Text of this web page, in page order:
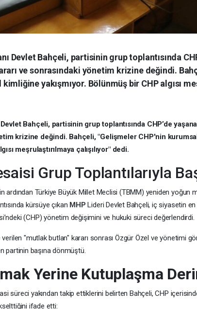
Devlet Bahçeli, partisinin grup toplantısında
ve sonrasındaki yönetim krizine değindi.
yakışmıyor. Bölünmüş bir CHP algısı
Bahçeli, partisinin grup toplantısında CHP’de
krizine değindi. Bahçeli, "Gelişmeler CHP'nin
meşrulaştırılmaya çalışılıyor" dedi.
Grup Toplantılarıyla
ardından Türkiye Büyük Millet Meclisi (TBMM) yeniden yoğun
kürsüye çıkan MHPLideri Devlet Bahçeli, iç siyasetin
(CHP) yönetim değişimini ve hukuki süreci değerlendirdi.
"mutlak butlan" kararı sonrası Özgür Özel ve yönetimi
partinin başına dönmüştü.
Yerine Kutuplaşma
süreci yakından takip ettiklerini belirten Bahçeli, CHP
ifade etti: